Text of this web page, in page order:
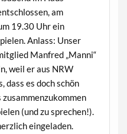
am
19.30 Uhr ein
Anlass: Unser
Manfred „Manni“
weil er aus NRW
dass es doch schön
(und zu sprechen!).
eingeladen.